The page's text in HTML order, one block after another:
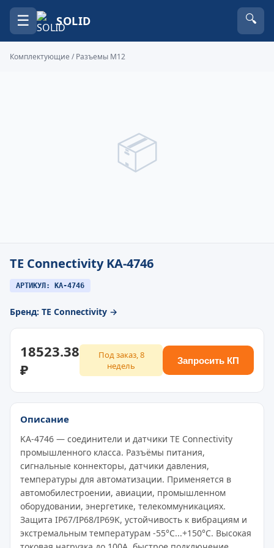
☰ SOLID 🔍
Комплектующие /Разъемы M12
📦
TE Connectivity KA-4746
АРТИКУЛ: KA-4746
Бренд: TE Connectivity →
18523.38
₽
Под заказ, 8
недель
Запросить КП
Описание
KA-4746 — соединители и датчики TE Connectivity
промышленного класса. Разъёмы питания,
сигнальные коннекторы, датчики давления,
температуры для автоматизации. Применяется в
автомобилестроении, авиации, промышленном
оборудовании, энергетике, телекоммуникациях.
Защита IP67/IP68/IP69K, устойчивость к вибрациям и
экстремальным температурам -55°C...+150°C. Высокая